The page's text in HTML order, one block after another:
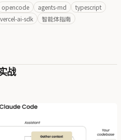
opencode agents-md
typescript
vercel-ai-sdk 智能体指南
战